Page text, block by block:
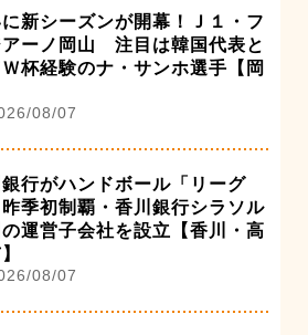
新シーズンが開幕！Ｊ１・フ
アーノ岡山 注目は韓国代表と
Ｗ杯経験のナ・サンホ選手【岡
08/07
行がハンドボール「リーグ
昨季初制覇・香川銀行シラソル
運営子会社を設立【香川・高
08/07